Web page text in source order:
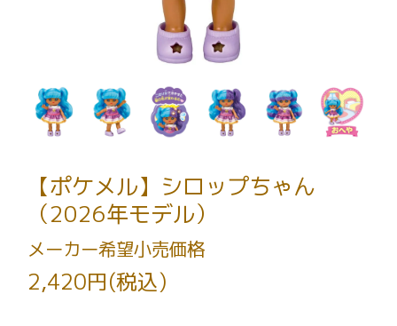
【ポケメル】シロップちゃん
（2026年モデル）
メーカー希望小売価格
2,420円(税込)